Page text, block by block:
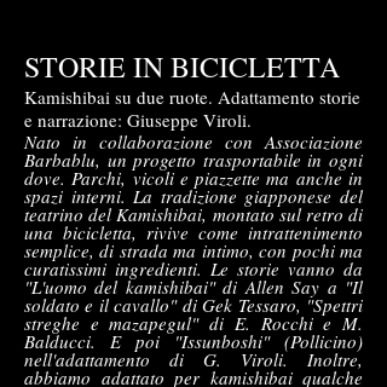
STORIE IN BICICLETTA
Kamishibai su due ruote. Adattamento storie
e narrazione: Giuseppe Viroli.
Nato in collaborazione con Associazione
Barbablu, un progetto trasportabile in ogni
dove. Parchi, vicoli e piazzette ma anche in
spazi interni. La tradizione giapponese del
teatrino del Kamishibai, montato sul retro di
una bicicletta, rivive come intrattenimento
semplice, di strada ma intimo, con pochi ma
curatissimi ingredienti. Le storie vanno da
"L'uomo del kamishibai" di Allen Say a "Il
soldato e il cavallo" di Gek Tessaro, "Spettri
streghe e mazapegul" di E. Rocchi e M.
Balducci. E poi "Issunboshi" (Pollicino)
nell'adattamento di G. Viroli. Inoltre,
abbiamo adattato per kamishibai qualche